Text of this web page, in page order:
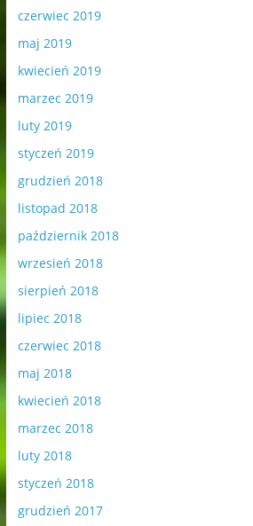
czerwiec 2019
maj 2019
kwiecień 2019
marzec 2019
luty 2019
styczeń 2019
grudzień 2018
listopad 2018
październik 2018
wrzesień 2018
sierpień 2018
lipiec 2018
czerwiec 2018
maj 2018
kwiecień 2018
marzec 2018
luty 2018
styczeń 2018
grudzień 2017